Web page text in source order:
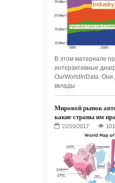
В этом материале
интерактивные
OurWorldInData.
вклады
Мировой рынок
какие страны им